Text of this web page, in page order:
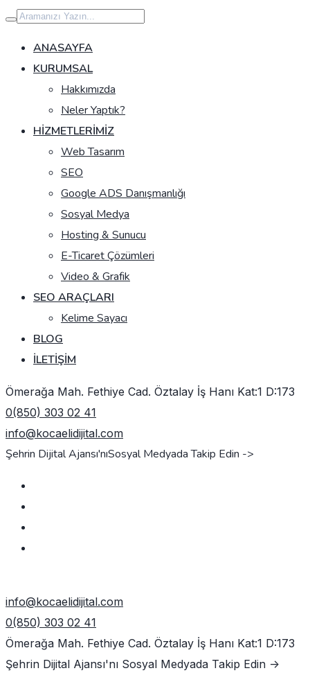
İçeriğe
geç
ANASAYFA
KURUMSAL
Hakkımızda
Neler Yaptık?
HIZMETLERIMIZ
Web Tasarım
SEO
Google ADS Danışmanlığı
Sosyal Medya
Hosting & Sunucu
E-Ticaret Çözümleri
Video & Grafik
SEO ARAÇLARI
Kelime Sayacı
BLOG
İLETIŞIM
Ömerağa Mah. Fethiye Cad. Öztalay İş Hanı Kat:1 D:173
0(850) 303 02 41
info@kocaelidijital.com
Şehrin Dijital Ajansı'nıSosyal Medyada Takip Edin ->
info@kocaelidijital.com
0(850) 303 02 41
Ömerağa Mah. Fethiye Cad. Öztalay İş Hanı Kat:1 D:173
Şehrin Dijital Ajansı'nı Sosyal Medyada Takip Edin ->